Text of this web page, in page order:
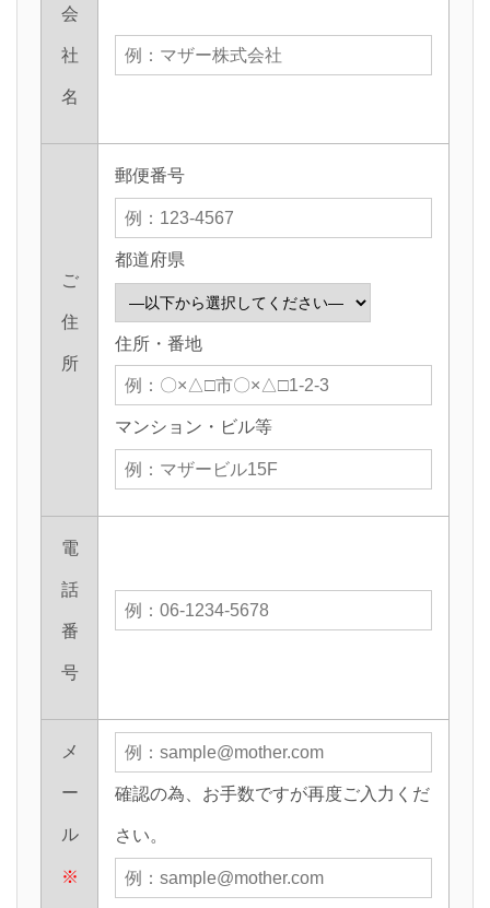
会
社
名
ご
住
所
郵便番号
都道府県
住所・番地
マンション・ビル等
電
話
番
号
メ
ー
ル
※
確認の為、お手数ですが再度ご入力くだ
さい。